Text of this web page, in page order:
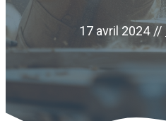
17 avril 2024 //